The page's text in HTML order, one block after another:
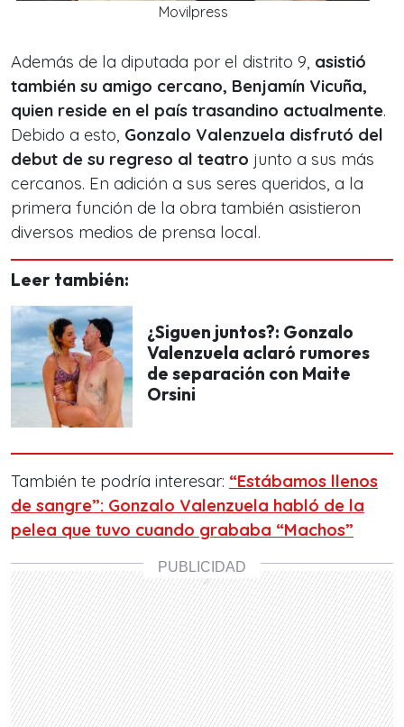
Movilpress
Además de la diputada por el distrito 9, asistió
también su amigo cercano, Benjamín Vicuña,
quien reside en el país trasandino actualmente.
Debido a esto, Gonzalo Valenzuela disfrutó del
debut de su regreso al teatro junto a sus más
cercanos. En adición a sus seres queridos, a la
primera función de la obra también asistieron
diversos medios de prensa local.
Leer también:
¿Siguen juntos?: Gonzalo
Valenzuela aclaró rumores
de separación con Maite
Orsini
También te podría interesar: “Estábamos llenos
de sangre”: Gonzalo Valenzuela habló de la
pelea que tuvo cuando grababa “Machos”